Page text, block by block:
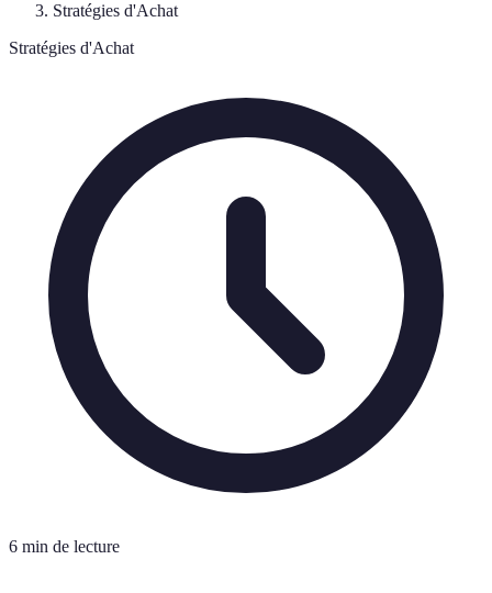
Stratégies d'Achat
Stratégies d'Achat
6 min de lecture